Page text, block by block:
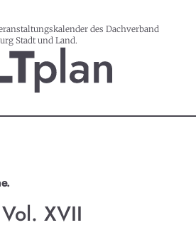
des Dachverband
Stadt und Land.
XVII